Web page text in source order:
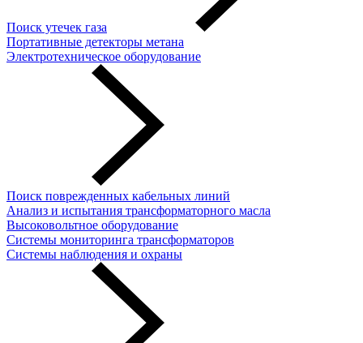
Поиск утечек газа
Портативные детекторы метана
Электротехническое оборудование
Поиск поврежденных кабельных линий
Анализ и испытания трансформаторного масла
Высоковольтное оборудование
Системы мониторинга трансформаторов
Системы наблюдения и охраны